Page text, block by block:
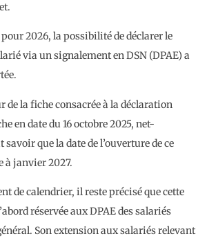
2026, la possibilité de déclarer le
via un signalement en DSN (DPAE) a
de la fiche consacrée à la déclaration
en date du 16 octobre 2025, net-
que la date de l’ouverture de ce
à janvier 2027.
de calendrier, il reste précisé que cette
réservée aux DPAE des salariés
Son extension aux salariés relevant